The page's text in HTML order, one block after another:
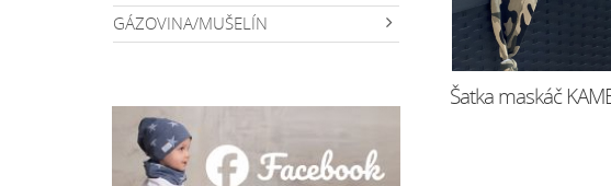
GÁZOVINA/MUŠELÍN
Šatka maskáč